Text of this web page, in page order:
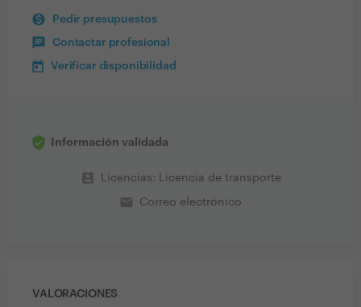
Pedir presupuestos
Contactar profesional
Verificar disponibilidad
Información validada
perm_contact_calendar Licencias: Licencia de transporte
email Correo electrónico
VALORACIONES